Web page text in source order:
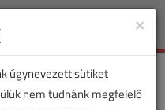
Toggle
×
úgynevezett sütiket
nem tudnánk megfelelő